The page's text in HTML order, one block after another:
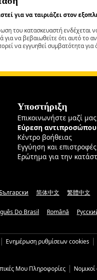
για να ταιριάζει στον
του κατασκευαστή ενδέχεται
να βεβαιωθείτε ότι αυτό το
να εγγυηθεί συμβατότητα για
Υποστήριξη
Επικοινωνήστε μαζί μας
Εύρεση αντιπροσώπου
Κέντρο βοήθειας
Εγγύηση και επιστροφές
Ερώτημα για την
Български 简体中文 繁體中文
Do Brasil Română
Ενημέρωση ρυθμίσεων cookies
Μου Πληροφορίες Νομικοί